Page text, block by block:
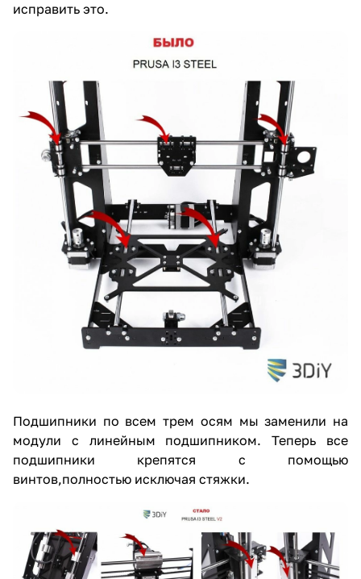
исправить это.
Подшипники по всем трем осям мы заменили на
модули с линейным подшипником. Теперь все
подшипники крепятся с помощью
винтов,полностью исключая стяжки.